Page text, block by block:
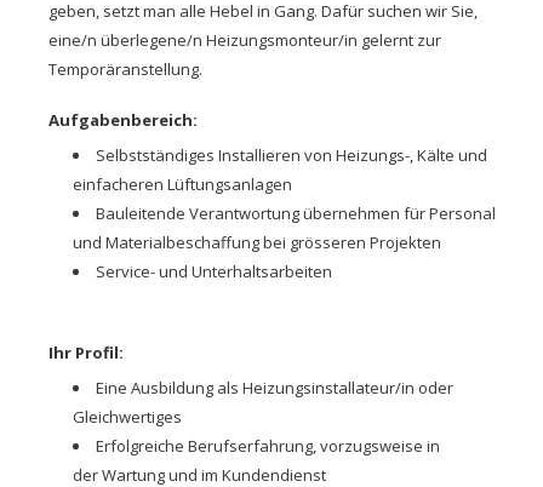
geben, setzt man alle Hebel in Gang. Dafür suchen wir Sie,
eine/n überlegene/n Heizungsmonteur/in gelernt zur
Temporäranstellung.
Aufgabenbereich:
Selbstständiges Installieren von Heizungs-, Kälte und
einfacheren Lüftungsanlagen
Bauleitende Verantwortung übernehmen für Personal
und Materialbeschaffung bei grösseren Projekten
Service- und Unterhaltsarbeiten
Ihr Profil:
Eine Ausbildung als Heizungsinstallateur/in oder
Gleichwertiges
Erfolgreiche Berufserfahrung, vorzugsweise in
der Wartung und im Kundendienst